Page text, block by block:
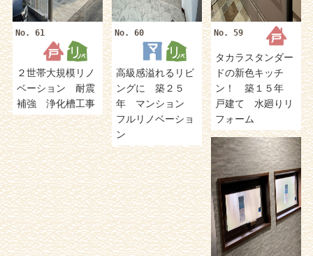
No. 61
２世帯大規模リノ
ベーション 耐震
補強 浄化槽工事
No. 60
高級感溢れるリビ
ングに 築２５
年 マンション
フルリノベーショ
ン
No. 59
タカラスタンダー
ドの新色キッチ
ン！ 築１５年
戸建て 水廻りリ
フォーム